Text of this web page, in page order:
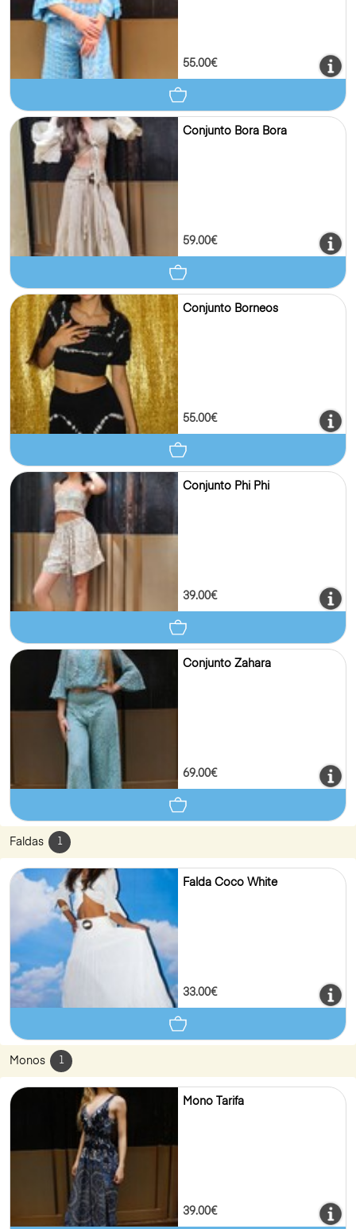
55.00€
Conjunto Bora Bora
59.00€
Conjunto Borneos
55.00€
Conjunto Phi Phi
39.00€
Conjunto Zahara
69.00€
Faldas 1
Falda Coco White
33.00€
Monos 1
Mono Tarifa
39.00€